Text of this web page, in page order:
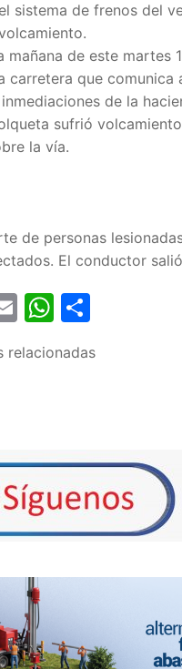
sistema de frenos del
mañana de este martes
carretera que comunica
de la
sufrió
la vía.
de personas
El conductor
EmailWhatsApp
relacionadas